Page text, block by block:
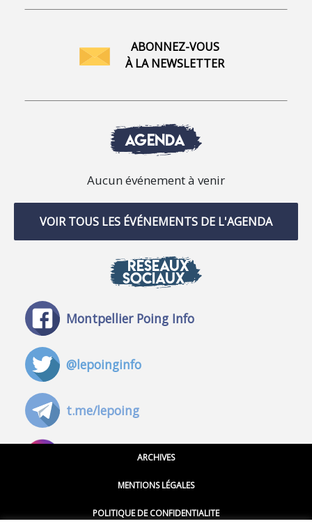
ABONNEZ-VOUS
À LA NEWSLETTER
AGENDA
Aucun événement à venir
VOIR TOUS LES ÉVÉNEMENTS DE L'AGENDA
RÉSEAUX
SOCIAUX
Montpellier Poing Info
@lepoinginfo
t.me/lepoing
@montpellierpoinginfo
ARCHIVES
MENTIONS LÉGALES
POLITIQUE DE CONFIDENTIALITE